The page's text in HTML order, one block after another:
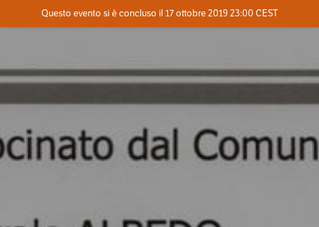
Dove
INFO
Questo evento si è concluso il 17 ottobre 2019 23:00 CEST